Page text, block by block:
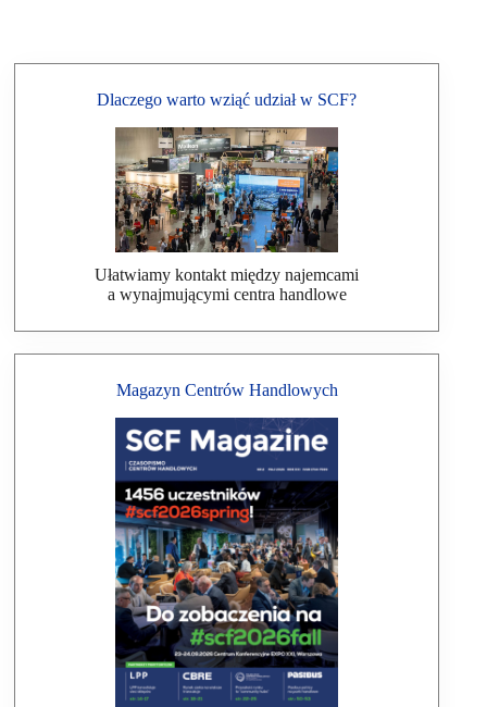
Dlaczego warto wziąć udział w SCF?
Ułatwiamy kontakt między najemcami
a wynajmującymi centra handlowe
Magazyn Centrów Handlowych